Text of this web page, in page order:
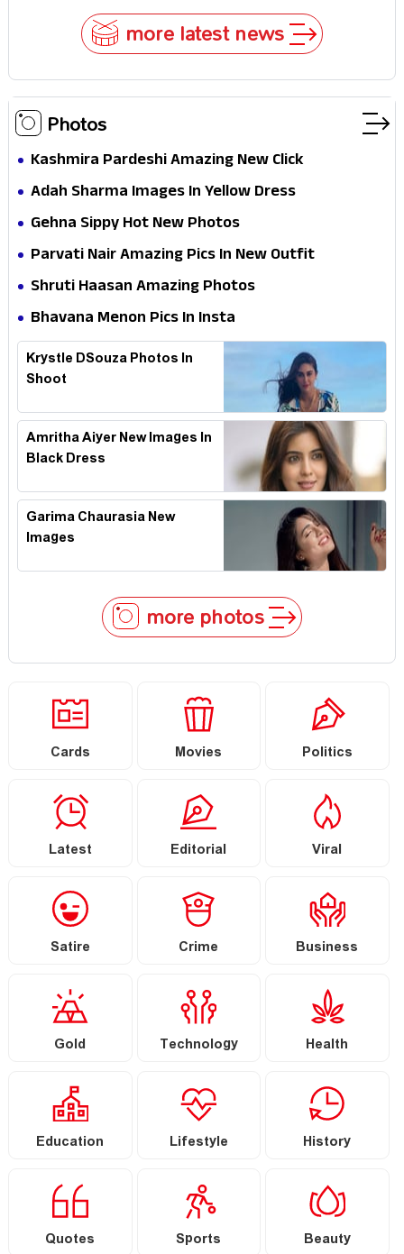
more latest news
Photos
Kashmira Pardeshi Amazing New Click
Adah Sharma Images In Yellow Dress
Gehna Sippy Hot New Photos
Parvati Nair Amazing Pics In New Outfit
Shruti Haasan Amazing Photos
Bhavana Menon Pics In Insta
Krystle DSouza Photos In
Shoot
Amritha Aiyer New Images In
Black Dress
Garima Chaurasia New
Images
more photos
Cards Movies Politics
Latest Editorial Viral
Satire Crime Business
Gold Technology Health
Education Lifestyle History
Quotes Sports Beauty